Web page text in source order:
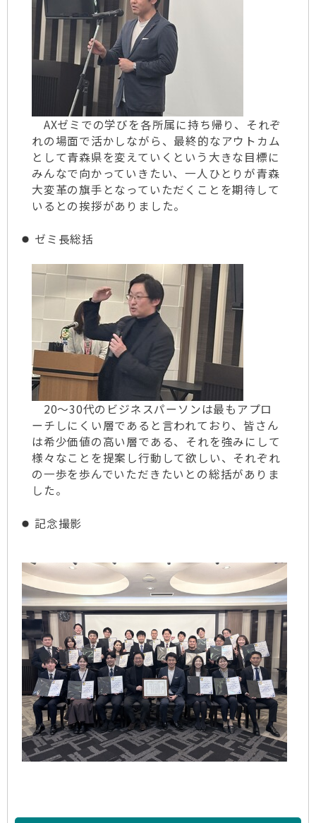
AXゼミでの学びを各所属に持ち帰り、それぞ
れの場面で活かしながら、最終的なアウトカム
として青森県を変えていくという大きな目標に
みんなで向かっていきたい、一人ひとりが青森
大変革の旗手となっていただくことを期待して
いるとの挨拶がありました。
ゼミ長総括
20～30代のビジネスパーソンは最もアプロ
ーチしにくい層であると言われており、皆さん
は希少価値の高い層である、それを強みにして
様々なことを提案し行動して欲しい、それぞれ
の一歩を歩んでいただきたいとの総括がありま
した。
記念撮影